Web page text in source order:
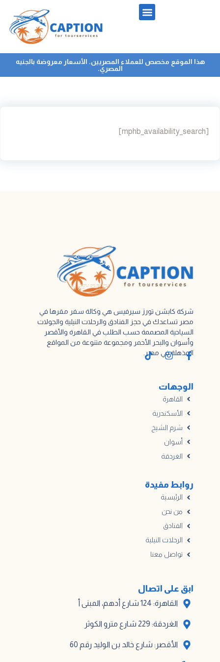
هذا الموقع مخصص للعملاء المصريين. الأسعار معروضة بالجنيه
المصري.
[mphb_availability_search]
شركة كابشن تورز سيرفيس هي وكالة سفر مقرها في
مصر تساعدك في حجز الفنادق والرحلات النيلية والجولات
السياحية المصممة حسب الطلب في القاهرة والأقصر
وأسوان والبحر الأحمر ومجموعة متنوعة من المواقع
المذهلة في مصر.
روابط مفيدة
الرئيسية
من نحن
الفنادق
الرحلات النيلية
تواصل معنا
الوجهات
القاهرة
الأسكندرية
شرم الشيخ
أسوان
الغردقة
ابق على اتصال
القاهرة: 124 شارع أدهم، المبنى أ
الغردقة: 229 شارع مترو الكوثر
الأقصر: شارع خالد بن الوليد رقم 60